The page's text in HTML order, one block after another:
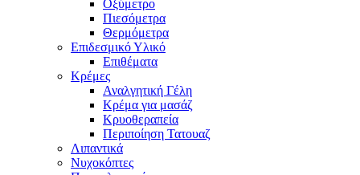
Οξύμετρο
Πιεσόμετρα
Θερμόμετρα
Επιδεσμικό Υλικό
Επιθέματα
Κρέμες
Αναλγητική Γέλη
Κρέμα για μασάζ
Κρυοθεραπεία
Περιποίηση Τατουαζ
Λιπαντικά
Νυχοκόπτες